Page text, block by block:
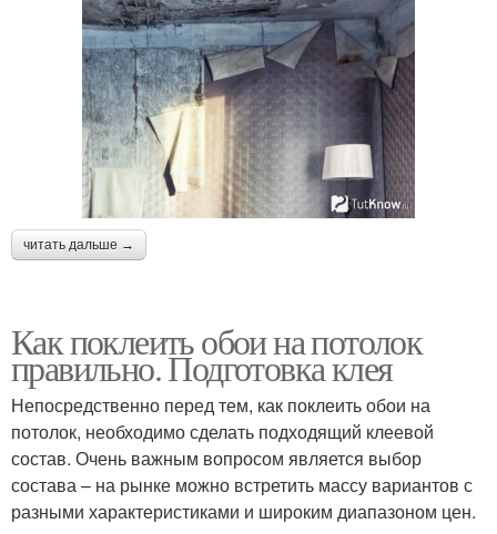
читать дальше →
Как поклеить обои на потолок
правильно. Подготовка клея
Непосредственно перед тем, как поклеить обои на
потолок, необходимо сделать подходящий клеевой
состав. Очень важным вопросом является выбор
состава – на рынке можно встретить массу вариантов с
разными характеристиками и широким диапазоном цен.